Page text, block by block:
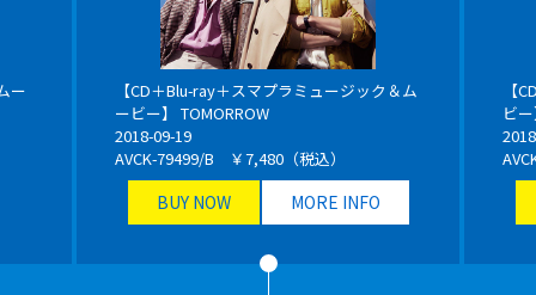
ー
【CD＋Blu-ray＋スマプラミュージック＆ム
ービー】 TOMORROW
2018-09-19
AVCK-79499/B ￥7,480（税込）
BUY NOW MORE INFO
【
ビ